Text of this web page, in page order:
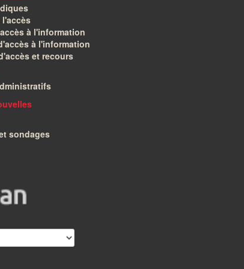
l'accès
à l'information
à l'information
et recours
sondages